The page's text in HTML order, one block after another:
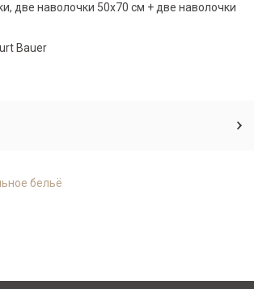
две наволочки 50х70 см + две наволочки
Bauer
бельё